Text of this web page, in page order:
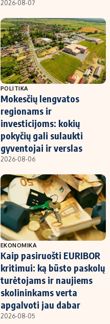
2026-08-07
POLITIKA
Mokesčių lengvatos
regionams ir
investicijoms: kokių
pokyčių gali sulaukti
gyventojai ir verslas
2026-08-06
EKONOMIKA
Kaip pasiruošti EURIBOR
kritimui: ką būsto paskolų
turėtojams ir naujiems
skolininkams verta
apgalvoti jau dabar
2026-08-05